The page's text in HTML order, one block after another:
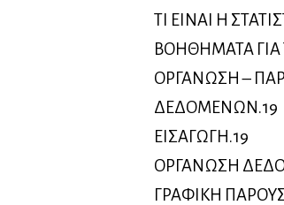
ΤΙ ΕΙΝΑΙ Η
ΒΟΗΘΗΜΑΤΑ ΓΙΑ
ΟΡΓΑΝΩΣΗ –
ΔΕΔΟΜΕΝΩΝ.19
ΕΙΣΑΓΩΓΗ.19
ΟΡΓΑΝΩΣΗ
ΓΡΑΦΙΚΗ